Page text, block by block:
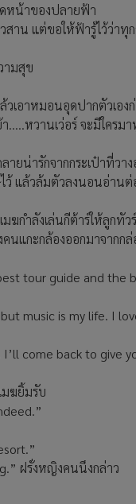
ดหน้าของปลายฟ้า
าน แต่ขอให้ฟ้ารู้ไว้ว่าทุ
ามสุข
เอาหมอนอุดปากตัวเอง
.....หวานเว่อร์ จะมีใคร
ยน่ารักจากกระเป๋าที่ว
ว้ แล้วล้มตัวลงนอนอ่านต่
มฆกำลังเล่นกีต้าร์ให้ลู
แกะกล้องออกมาจากกล่
tour guide and the
music is my life. I
come back to give
ฆยิ้มรับ
ฝรั่งหญิงคนนึงกล่าว